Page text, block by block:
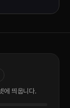
에 띄웁니다.